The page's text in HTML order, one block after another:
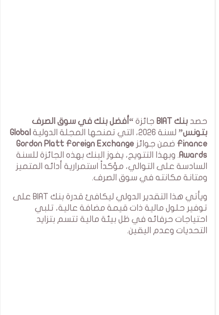
حصد بنك BIAT جائزة “أفضل بنك في سوق الصرف
بتونس” لسنة 2026، التي تمنحها المجلة الدولية
Global
Finance ضمن جوائز Gordon Platt Foreign Exchange
Awards. وبهذا التتويج، يفوز البنك بهذه الجائزة للسنة
السادسة على التوالي، مؤكداً استمرارية أدائه المتميز
ومتانة مكانته في سوق الصرف.
ويأتي هذا التقدير الدولي ليكافئ قدرة بنك BIAT على
توفير حلول مالية ذات قيمة مضافة عالية، تلبي
احتياجات حرفائه في ظل بيئة مالية تتسم بتزايد
التحديات وعدم اليقين.